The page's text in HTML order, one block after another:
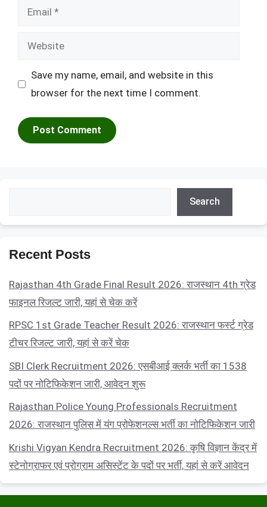
Email
Website
Save my name, email, and website in this
browser for the next time I comment.
Search
Recent Posts
Rajasthan 4th Grade Final Result 2026: राजस्थान 4th ग्रेड
फाइनल रिजल्ट जारी, यहां से चेक करें
RPSC 1st Grade Teacher Result 2026: राजस्थान फर्स्ट ग्रेड
टीचर रिजल्ट जारी, यहां से करें चेक
SBI Clerk Recruitment 2026: एसबीआई क्लर्क भर्ती का 1538
पदों पर नोटिफिकेशन जारी, आवेदन शुरू
Rajasthan Police Young Professionals Recruitment
2026: राजस्थान पुलिस में यंग प्रोफेशनल्स भर्ती का नोटिफिकेशन जारी
Krishi Vigyan Kendra Recruitment 2026: कृषि विज्ञान केंद्र में
स्टेनोग्राफर एवं प्रोग्राम असिस्टेंट के पदों पर भर्ती, यहां से करें आवेदन